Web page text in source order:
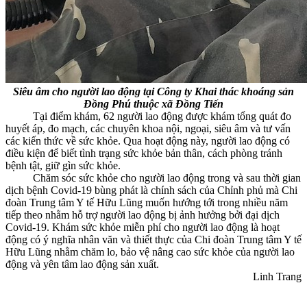
Siêu âm cho người lao động tại Công ty Khai thác khoáng sản
Đồng Phú thuộc xã Đồng Tiến
Tại điểm khám, 62 người lao động được khám tổng quát đo
huyết áp, đo mạch, các chuyên khoa nội, ngoại, siêu âm và tư vấn
các kiến thức về sức khỏe. Qua hoạt động này, người lao động có
điều kiện để biết tình trạng sức khỏe bản thân, cách phòng tránh
bệnh tật, giữ gìn sức khỏe.
Chăm sóc sức khỏe cho người lao động trong và sau thời gian
dịch bệnh Covid-19 bùng phát là chính sách của Chỉnh phủ mà Chi
đoàn Trung tâm Y tế Hữu Lũng muốn hướng tới trong nhiều năm
tiếp theo nhằm hỗ trợ người lao động bị ảnh hưởng bởi đại dịch
Covid-19. Khám sức khỏe miễn phí cho người lao động là hoạt
động có ý nghĩa nhân văn và thiết thực của Chi đoàn Trung tâm Y tế
Hữu Lũng nhằm chăm lo, bảo vệ nâng cao sức khỏe của người lao
động và yên tâm lao động sản xuất.
Linh Trang